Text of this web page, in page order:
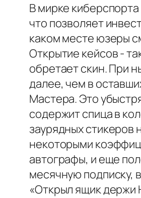
В мирке
что позволяет
каком месте юзеры
Открытие кейсов -
обретает скин. При
далее, чем в
Мастера. Это
содержит спица в
заурядных стикеров
некоторыми
автографы, и еще
месячную подписку,
«Открыл ящик держи